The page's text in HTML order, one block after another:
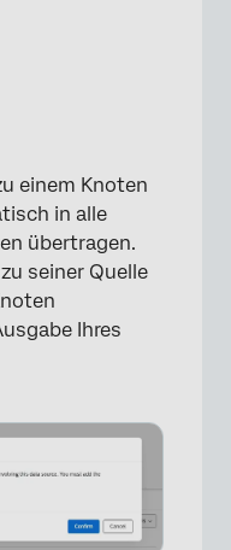
einem Knoten
in alle
übertragen.
seiner Quelle
Ihres